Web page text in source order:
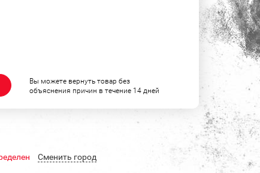
Вы можете вернуть товар без
объяснения причин в течение 14 дней
Cменить город